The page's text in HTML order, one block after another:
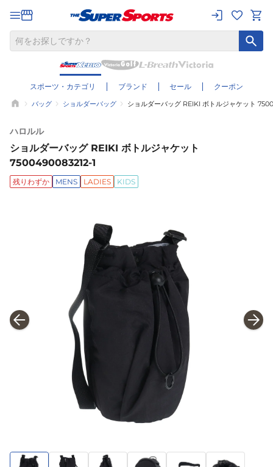
スポーツ・カテゴリ ブランド セール クーポン
バッグ ショルダーバッグ ショルダーバッグ REIKI ボトルジャケット
ハロルル
ショルダーバッグ REIKI ボトルジャケット
7500490083212-1
残りわずか MENS LADIES KIDS